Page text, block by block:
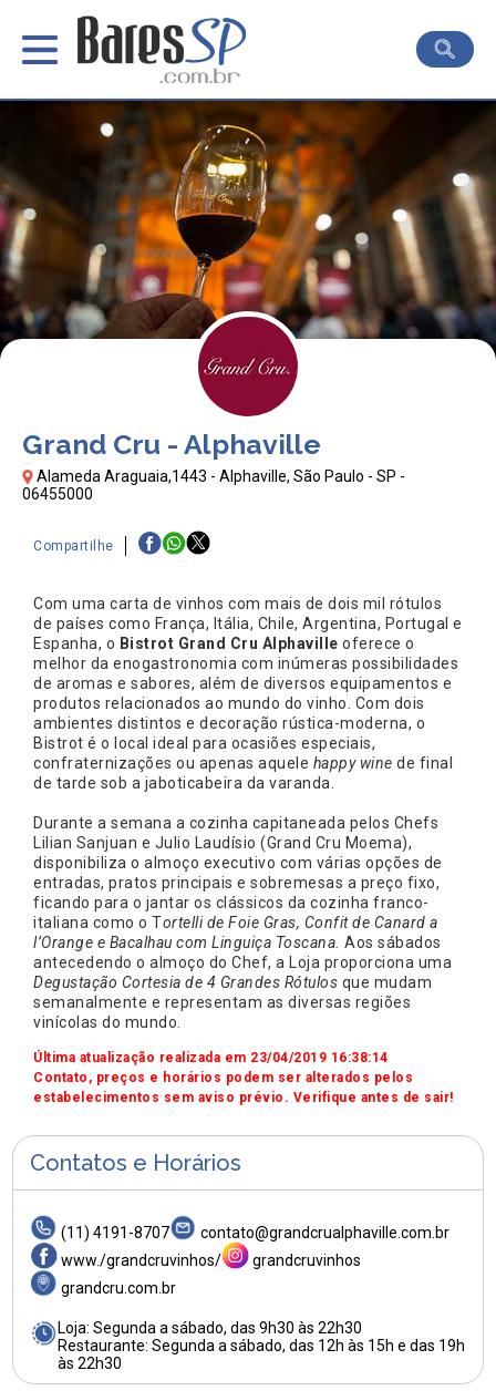
Grand Cru - Alphaville
Alameda Araguaia,1443 - Alphaville, São Paulo - SP -
06455000
Compartilhe
Com uma carta de vinhos com mais de dois mil rótulos
de países como França, Itália, Chile, Argentina, Portugal e
Espanha, o Bistrot Grand Cru Alphaville oferece o
melhor da enogastronomia com inúmeras possibilidades
de aromas e sabores, além de diversos equipamentos e
produtos relacionados ao mundo do vinho. Com dois
ambientes distintos e decoração rústica-moderna, o
Bistrot é o local ideal para ocasiões especiais,
confraternizações ou apenas aquele happy wine de final
de tarde sob a jaboticabeira da varanda.
Durante a semana a cozinha capitaneada pelos Chefs
Lilian Sanjuan e Julio Laudísio (Grand Cru Moema),
disponibiliza o almoço executivo com várias opções de
entradas, pratos principais e sobremesas a preço fixo,
ficando para o jantar os clássicos da cozinha franco-
italiana como o Tortelli de Foie Gras, Confit de Canard a
l’Orange e Bacalhau com Linguiça Toscana. Aos sábados
antecedendo o almoço do Chef, a Loja proporciona uma
Degustação Cortesia de 4 Grandes Rótulos que mudam
semanalmente e representam as diversas regiões
vinícolas do mundo.
Última atualização realizada em 23/04/2019 16:38:14
Contato, preços e horários podem ser alterados pelos
estabelecimentos sem aviso prévio. Verifique antes de sair!
Contatos e Horários
(11) 4191-8707
contato@grandcrualphaville.com.br
www./grandcruvinhos/
grandcruvinhos
grandcru.com.br
Loja: Segunda a sábado, das 9h30 às 22h30
Restaurante: Segunda a sábado, das 12h às 15h e das 19h
às 22h30